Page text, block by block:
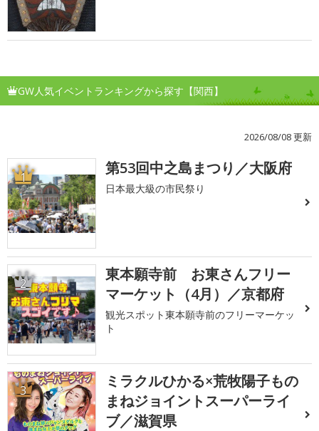
GW人気イベントランキングから探す【関西】
2026/08/08 更新
1 第53回中之島まつり／大阪府
日本最大級の市民祭り
2
東本願寺前 お東さんフリー
マーケット（4月）／京都府
観光スポット東本願寺前のフリーマーケッ
ト
3
ミラクルひかる×荒牧陽子もの
まねジョイントスーパーライ
ブ／滋賀県